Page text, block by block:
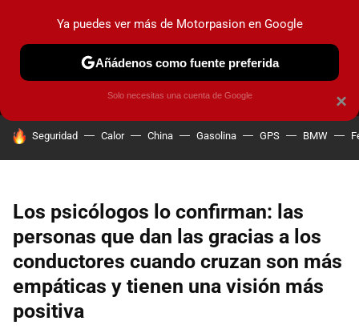
MENÚ NUEVO
COCHES ELÉCTRICOS OBSERVATORIO
HOY SE HABLA DE
Seguridad Calor China Gasolina GPS BMW
Los psicólogos lo confirman: las
personas que dan las gracias a los
conductores cuando cruzan son más
empáticas y tienen una visión más
positiva
×
Ya puedes ver más de Motorpasion en Google
Añádenos como fuente preferida
Solo necesitas una cuenta de Google